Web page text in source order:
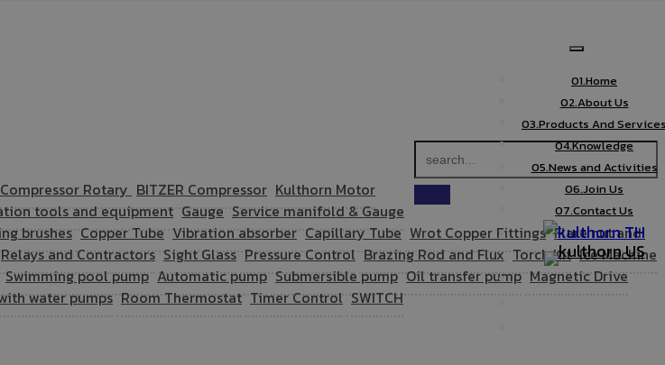
01.Home
02.About Us
03.Products And
04.Knowledge
05.News and Activities
06.Join Us
07.Contact Us
TH
US
Compressor Rotary BITZER Compressor Kulthorn Motor
tools and equipment Gauge Service manifold & Gauge
brushes Copper Tube Vibration absorber Capillary Tube Wrot Copper Fittings Flare nut and
Relays and Contractors Sight Glass Pressure Control Brazing Rod and Flux Torch Kit Ice Machine
Swimming pool pump Automatic pump Submersible pump Oil transfer pump Magnetic Drive
water pumps Room Thermostat Timer Control SWITCH